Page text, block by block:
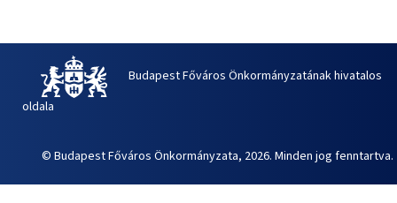
Budapest Főváros Önkormányzatának hivatalos
oldala
© Budapest Főváros Önkormányzata, 2026. Minden jog fenntartva.